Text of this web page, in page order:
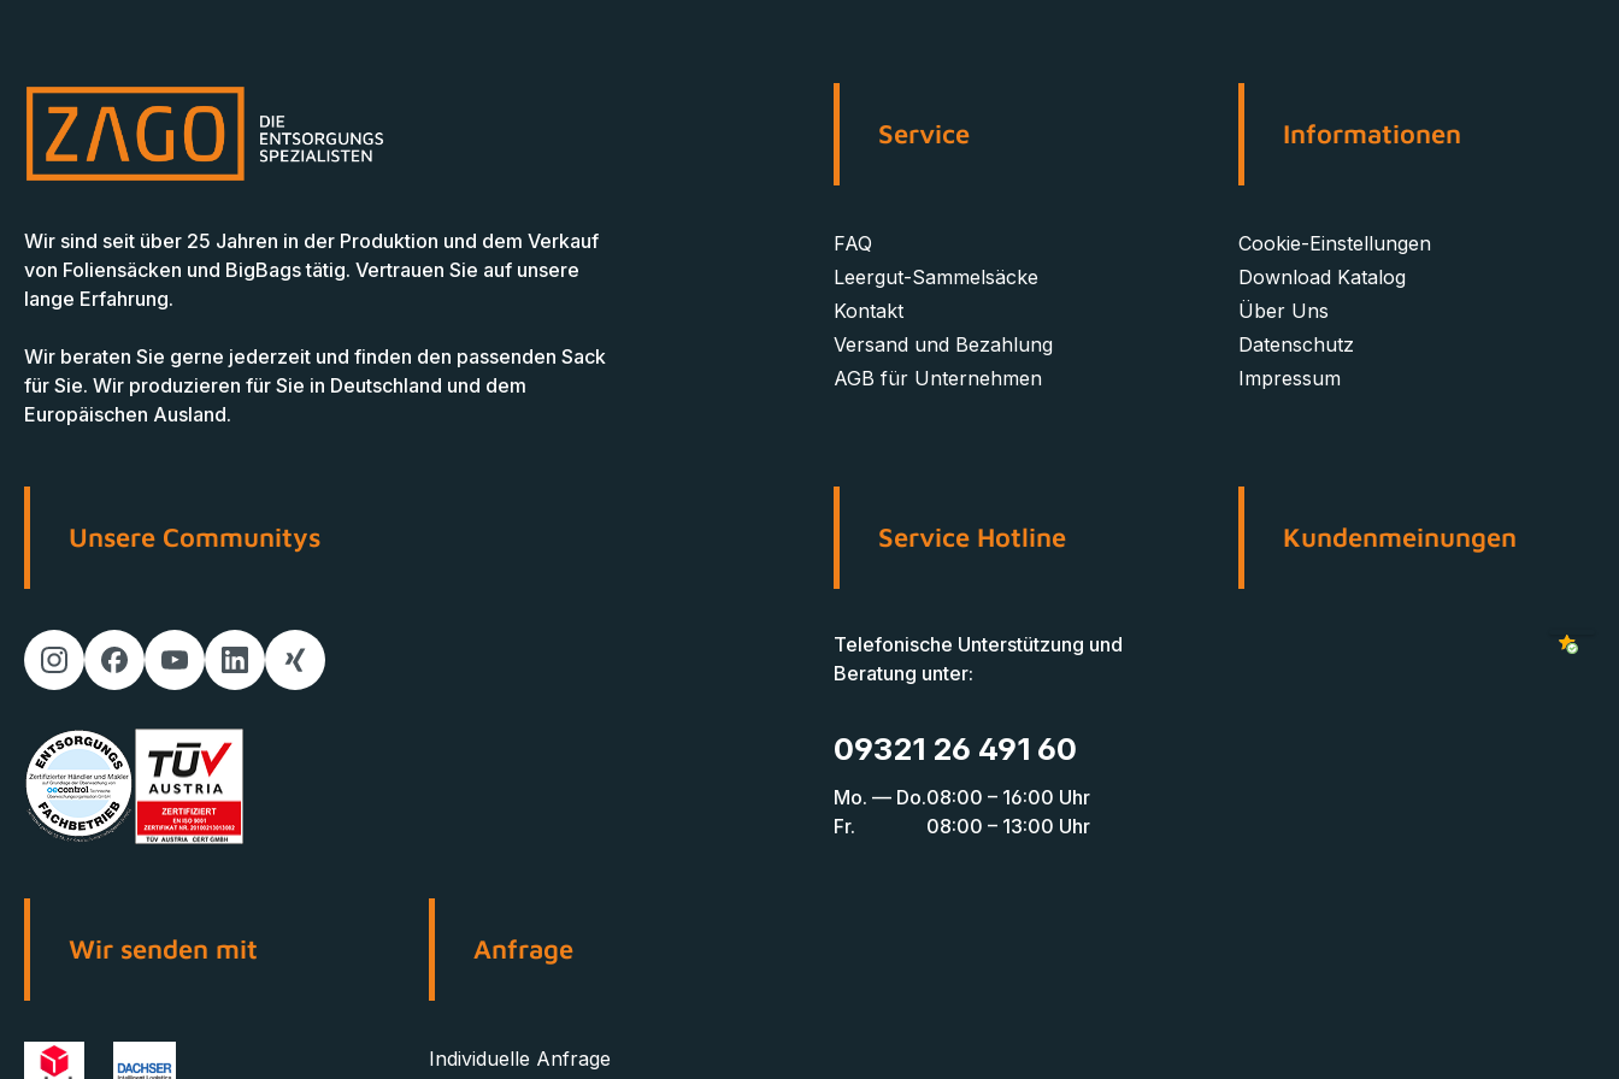
Wir sind seit über 25 Jahren in der Produktion und dem Verkauf
von Foliensäcken und BigBags tätig. Vertrauen Sie auf unsere
lange Erfahrung.
Wir beraten Sie gerne jederzeit und finden den passenden Sack
für Sie. Wir produzieren für Sie in Deutschland und dem
Europäischen Ausland.
Service
FAQ
Leergut-Sammelsäcke
Kontakt
Versand und Bezahlung
AGB für Unternehmen
Informationen
Cookie-Einstellungen
Download Katalog
Über Uns
Datenschutz
Impressum
Unsere Communitys Service Hotline
Telefonische Unterstützung und
Beratung unter:
09321 26 491 60
Mo. — Do.
Fr.
08:00 – 16:00 Uhr
08:00 – 13:00 Uhr
Kundenmeinungen
Wir senden mit Anfrage
Individuelle Anfrage